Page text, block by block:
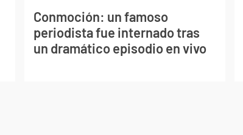
Conmoción: un famoso
periodista fue internado tras
un dramático episodio en vivo